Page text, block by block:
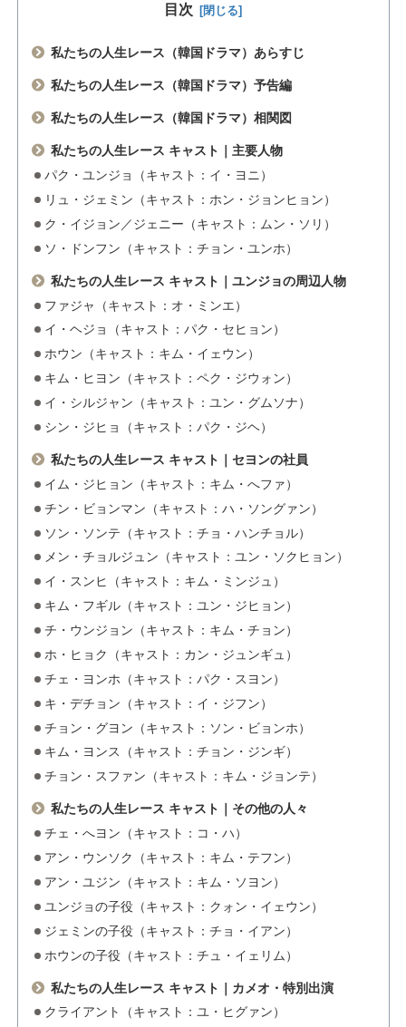
目次
私たちの人生レース（韓国ドラマ）あらすじ
私たちの人生レース（韓国ドラマ）予告編
私たちの人生レース（韓国ドラマ）相関図
私たちの人生レース キャスト｜主要人物
パク・ユンジョ（キャスト：イ・ヨニ）
リュ・ジェミン（キャスト：ホン・ジョンヒョン）
ク・イジョン／ジェニー（キャスト：ムン・ソリ）
ソ・ドンフン（キャスト：チョン・ユンホ）
私たちの人生レース キャスト｜ユンジョの周辺人物
ファジャ（キャスト：オ・ミンエ）
イ・ヘジョ（キャスト：パク・セヒョン）
ホウン（キャスト：キム・イェウン）
キム・ヒヨン（キャスト：ペク・ジウォン）
イ・シルジャン（キャスト：ユン・グムソナ）
シン・ジヒョ（キャスト：パク・ジヘ）
私たちの人生レース キャスト｜セヨンの社員
イム・ジヒョン（キャスト：キム・へファ）
チン・ビョンマン（キャスト：ハ・ソングァン）
ソン・ソンテ（キャスト：チョ・ハンチョル）
メン・チョルジュン（キャスト：ユン・ソクヒョン）
イ・スンヒ（キャスト：キム・ミンジュ）
キム・フギル（キャスト：ユン・ジヒョン）
チ・ウンジョン（キャスト：キム・チョン）
ホ・ヒョク（キャスト：カン・ジュンギュ）
チェ・ヨンホ（キャスト：パク・スヨン）
キ・デチョン（キャスト：イ・ジフン）
チョン・グヨン（キャスト：ソン・ビョンホ）
キム・ヨンス（キャスト：チョン・ジンギ）
チョン・スファン（キャスト：キム・ジョンテ）
私たちの人生レース キャスト｜その他の人々
チェ・へヨン（キャスト：コ・ハ）
アン・ウンソク（キャスト：キム・テフン）
アン・ユジン（キャスト：キム・ソヨン）
ユンジョの子役（キャスト：クォン・イェウン）
ジェミンの子役（キャスト：チョ・イアン）
ホウンの子役（キャスト：チュ・イェリム）
私たちの人生レース キャスト｜カメオ・特別出演
クライアント（キャスト：ユ・ヒグァン）